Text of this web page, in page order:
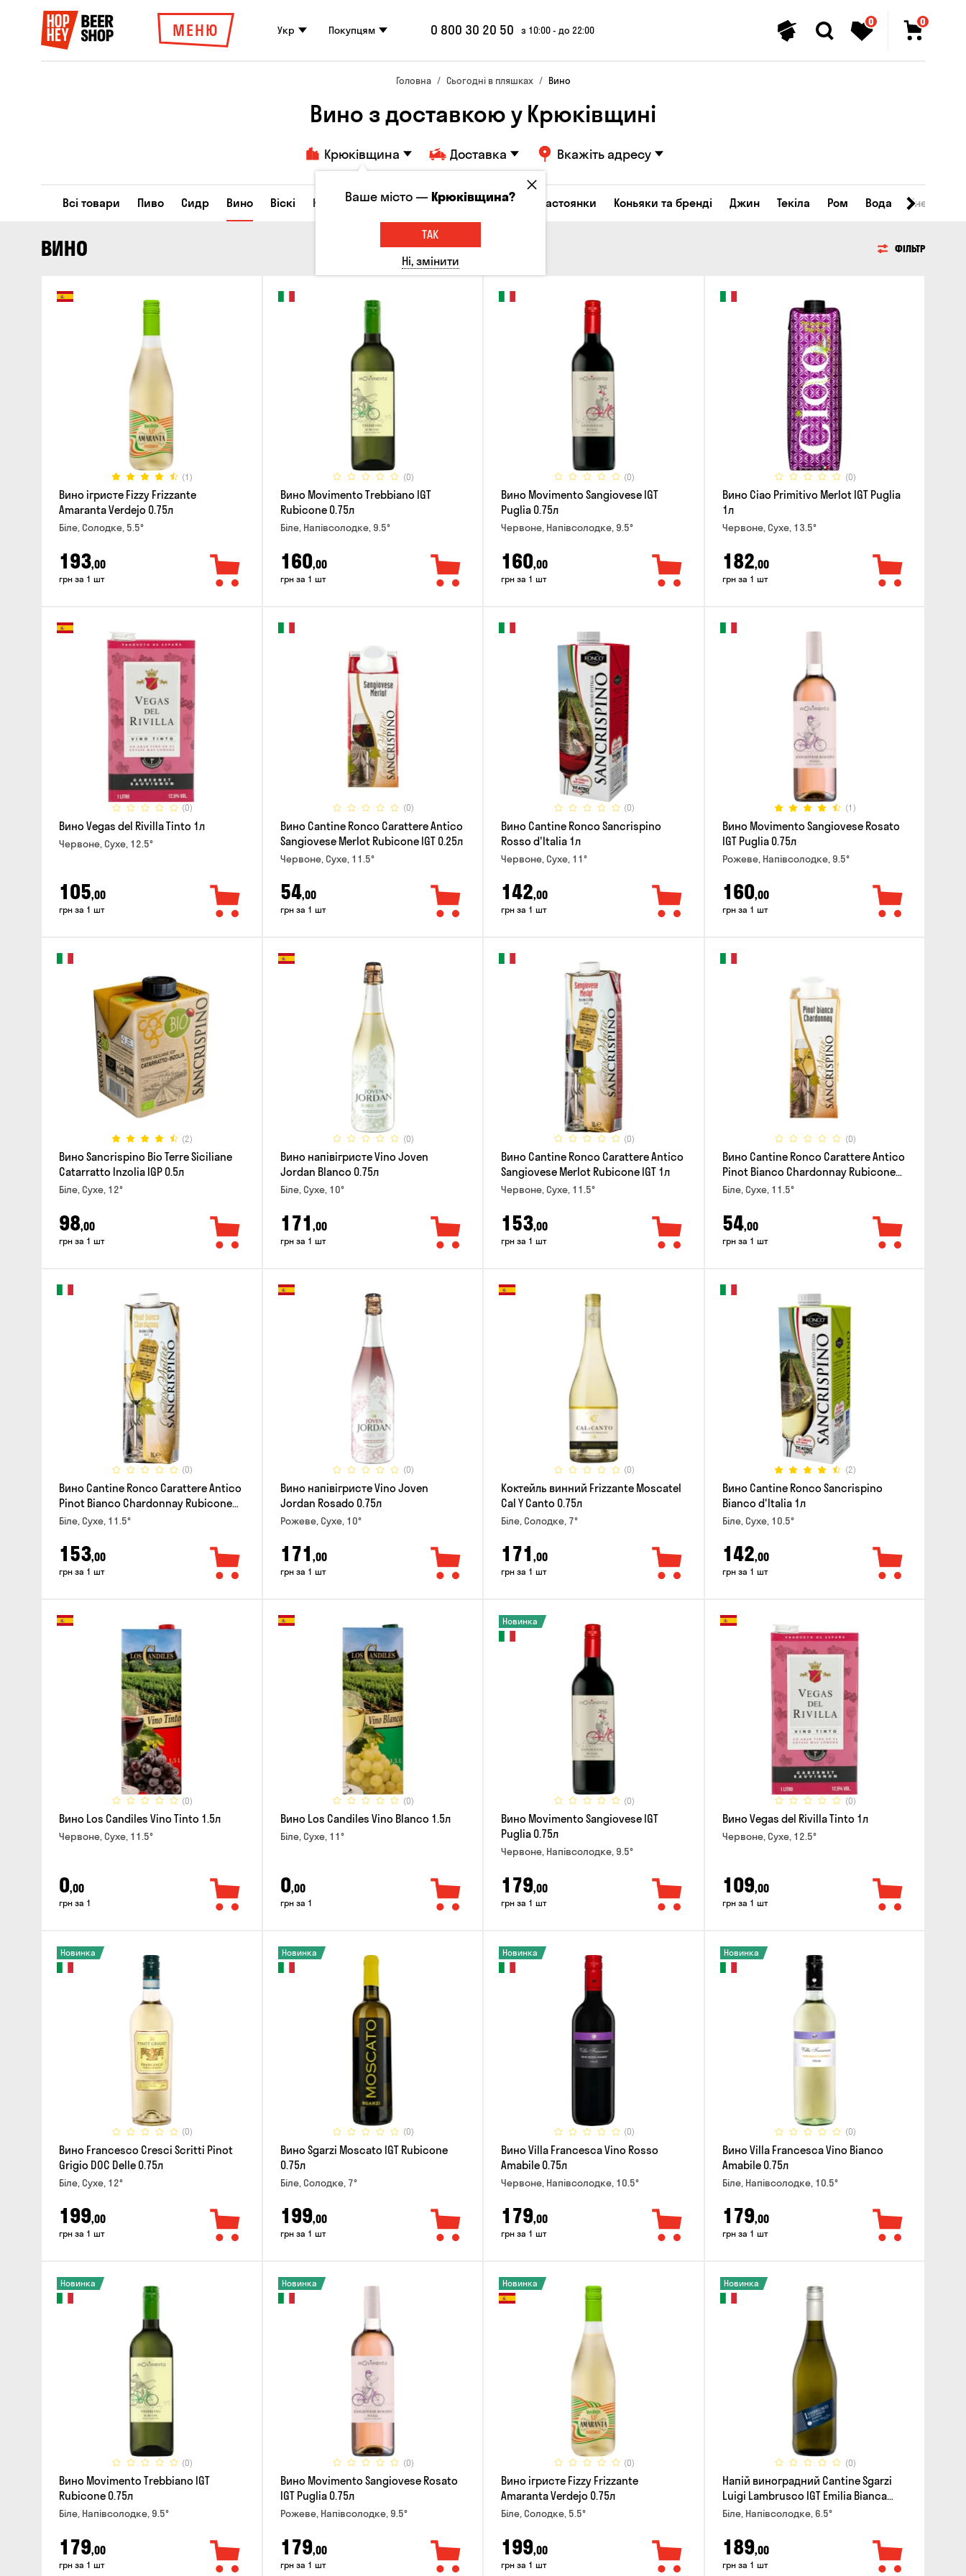
МЕНЮ Укр Покупцям 0 800 30 20 50 з 10:00 - до 22:00
0 0
Головна Сьогодні в пляшках Вино
Вино з доставкою у Крюківщині
Крюківщина Доставка Вкажіть адресу
Всі товари Пиво Сидр Вино Віскі Коктейлі Горілка Соджу Лікери та настоянки Коньяки та бренді Джин Текіла Ром Вода
ВИНО ФІЛЬТР
(1)
Вино ігристе Fizzy Frizzante
Amaranta Verdejo 0.75л
Біле, Солодке, 5.5°
193,00
грн за 1 шт
(0)
Вино Movimento Trebbiano IGT
Rubicone 0.75л
Біле, Напівсолодке, 9.5°
160,00
грн за 1 шт
(0)
Вино Movimento Sangiovese IGT
Puglia 0.75л
Червоне, Напівсолодке, 9.5°
160,00
грн за 1 шт
(0)
Вино Ciao Primitivo Merlot IGT Puglia
1л
Червоне, Сухе, 13.5°
182,00
грн за 1 шт
(0)
Вино Vegas del Rivilla Tinto 1л
Червоне, Сухе, 12.5°
105,00
грн за 1 шт
(0)
Вино Cantine Ronco Carattere Antico
Sangiovese Merlot Rubicone IGT 0.25л
Червоне, Сухе, 11.5°
54,00
грн за 1 шт
(0)
Вино Cantine Ronco Sancrispino
Rosso d'Italia 1л
Червоне, Сухе, 11°
142,00
грн за 1 шт
(1)
Вино Movimento Sangiovese Rosato
IGT Puglia 0.75л
Рожеве, Напівсолодке, 9.5°
160,00
грн за 1 шт
(2)
Вино Sancrispino Bio Terre Siciliane
Catarratto Inzolia IGP 0.5л
Біле, Сухе, 12°
98,00
грн за 1 шт
(0)
Вино напівігристе Vino Joven
Jordan Blanco 0.75л
Біле, Сухе, 10°
171 ,00
грн за 1 шт
(0)
Вино Cantine Ronco Carattere Antico
Sangiovese Merlot Rubicone IGT 1л
Червоне, Сухе, 11.5°
153,00
грн за 1 шт
(0)
Вино Cantine Ronco Carattere Antico
Pinot Bianco Chardonnay Rubicone
IGT 0.25л
Біле, Сухе, 11.5°
54,00
грн за 1 шт
(0)
Вино Cantine Ronco Carattere Antico
Pinot Bianco Chardonnay Rubicone
IGT 1л
Біле, Сухе, 11.5°
153,00
грн за 1 шт
(0)
Вино напівігристе Vino Joven
Jordan Rosado 0.75л
Рожеве, Сухе, 10°
171 ,00
грн за 1 шт
(0)
Коктейль винний Frizzante Moscatel
Cal Y Canto 0.75л
Біле, Солодке, 7°
171 ,00
грн за 1 шт
(2)
Вино Cantine Ronco Sancrispino
Bianco d'Italia 1л
Біле, Сухе, 10.5°
142,00
грн за 1 шт
(0)
Вино Los Candiles Vino Tinto 1.5л
Червоне, Сухе, 11.5°
0,00
грн за 1
(0)
Вино Los Candiles Vino Blanco 1.5л
Біле, Сухе, 11°
0,00
грн за 1
(0)
Новинка
Вино Movimento Sangiovese IGT
Puglia 0.75л
Червоне, Напівсолодке, 9.5°
179,00
грн за 1 шт
(0)
Вино Vegas del Rivilla Tinto 1л
Червоне, Сухе, 12.5°
109,00
грн за 1 шт
(0)
Новинка
Вино Francesco Cresci Scritti Pinot
Grigio DOC Delle 0.75л
Біле, Сухе, 12°
199,00
грн за 1 шт
(0)
Новинка
Вино Sgarzi Moscato IGT Rubicone
0.75л
Біле, Солодке, 7°
199,00
грн за 1 шт
(0)
Новинка
Вино Villa Francesca Vino Rosso
Amabile 0.75л
Червоне, Напівсолодке, 10.5°
179,00
грн за 1 шт
(0)
Новинка
Вино Villa Francesca Vino Bianco
Amabile 0.75л
Біле, Напівсолодке, 10.5°
179,00
грн за 1 шт
(0)
Новинка
Вино Movimento Trebbiano IGT
Rubicone 0.75л
Біле, Напівсолодке, 9.5°
179,00
грн за 1 шт
(0)
Новинка
Вино Movimento Sangiovese Rosato
IGT Puglia 0.75л
Рожеве, Напівсолодке, 9.5°
179,00
грн за 1 шт
(0)
Новинка
Вино ігристе Fizzy Frizzante
Amaranta Verdejo 0.75л
Біле, Солодке, 5.5°
199,00
грн за 1 шт
(0)
Новинка
Напій виноградний Cantine Sgarzi
Luigi Lambrusco IGT Emilia Bianca
Frizziante 0.75л
Біле, Напівсолодке, 6.5°
189,00
грн за 1 шт
Ваше місто —Крюківщина?
ТАК
Ні, змінити